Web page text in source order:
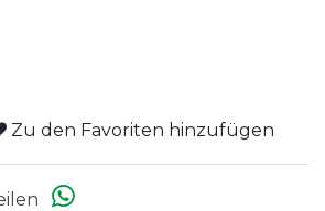
Zu den Favoriten hinzufügen